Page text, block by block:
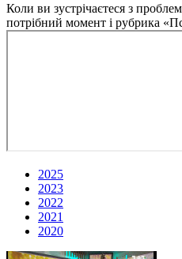
Коли ви зустрічаєтеся з
потрібний момент і рубрика
2025
2023
2022
2021
2020